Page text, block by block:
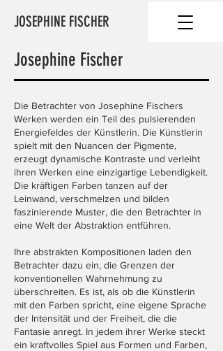
JOSEPHINE FISCHER
Josephine Fischer
Die Betrachter von Josephine Fischers
Werken werden ein Teil des pulsierenden
Energiefeldes der Künstlerin. Die Künstlerin
spielt mit den Nuancen der Pigmente,
erzeugt dynamische Kontraste und verleiht
ihren Werken eine einzigartige Lebendigkeit.
Die kräftigen Farben tanzen auf der
Leinwand, verschmelzen und bilden
faszinierende Muster, die den Betrachter in
eine Welt der Abstraktion entführen.
Ihre abstrakten Kompositionen laden den
Betrachter dazu ein, die Grenzen der
konventionellen Wahrnehmung zu
überschreiten. Es ist, als ob die Künstlerin
mit den Farben spricht, eine eigene Sprache
der Intensität und der Freiheit, die die
Fantasie anregt. In jedem ihrer Werke steckt
ein kraftvolles Spiel aus Formen und Farben,